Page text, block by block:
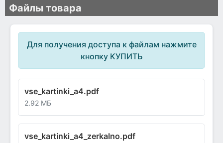
Файлы товара
Для получения доступа к файлам нажмите
кнопку КУПИТЬ
vse_kartinki_a4.pdf
2.92 МБ
vse_kartinki_a4_zerkalno.pdf